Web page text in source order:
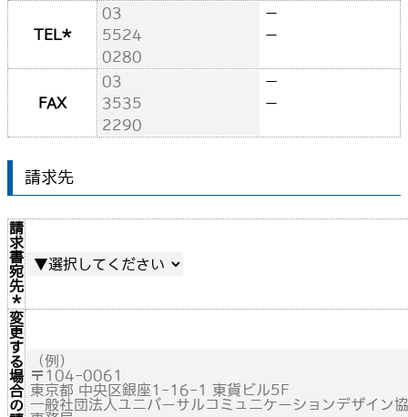
TEL *
－
－
FAX
－
－
請求先
請
求
書
宛
先
*
変
更
す
る
場
合
の